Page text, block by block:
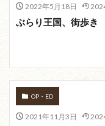
2022年5月18日
ぶらり王国、街歩き
OP・ED
2021年11月3日